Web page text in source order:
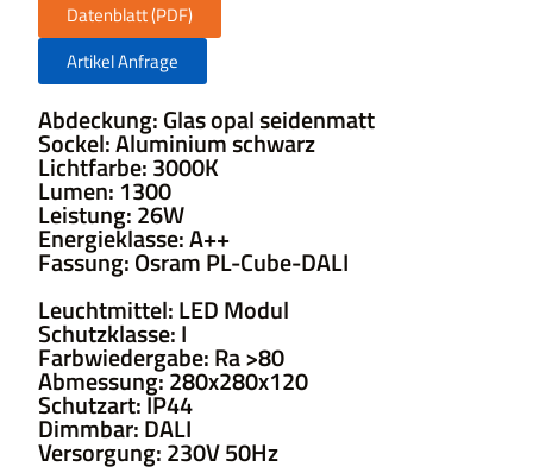
Datenblatt (PDF)
Artikel Anfrage
Abdeckung: Glas opal seidenmatt
Sockel: Aluminium schwarz
Lichtfarbe: 3000K
Lumen: 1300
Leistung: 26W
Energieklasse: A++
Fassung: Osram PL-Cube-DALI
Leuchtmittel: LED Modul
Schutzklasse: I
Farbwiedergabe: Ra >80
Abmessung: 280x280x120
Schutzart: IP44
Dimmbar: DALI
Versorgung: 230V 50Hz